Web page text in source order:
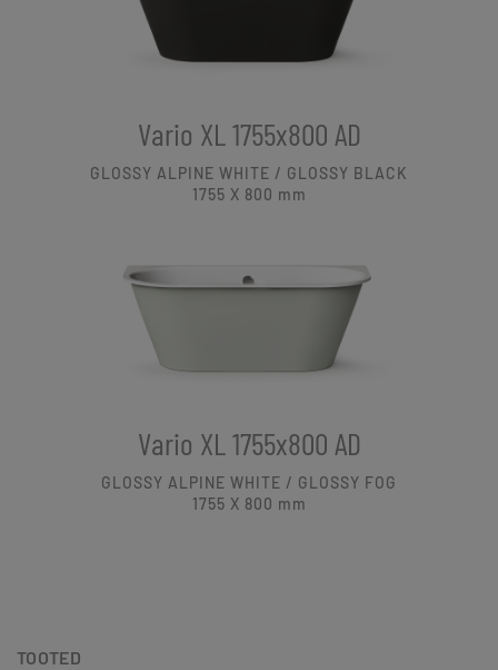
Vario XL 1755x800 AD
GLOSSY ALPINE WHITE / GLOSSY BLACK
1755 X 800 mm
Vario XL 1755x800 AD
GLOSSY ALPINE WHITE / GLOSSY FOG
1755 X 800 mm
TOOTED